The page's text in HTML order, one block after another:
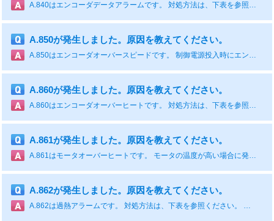
A.840はエンコーダデータアラームです。 対処方法は、下表を参照ください。 原因 確認方法 対処方法 エンコーダが誤動作した - サーボパックの電源を再投入する。それでもアラームとなる場合，サーボモータまたはリニアエンコーダ故障の可能性あり。サーボモータまたはリニアエンコーダを交換する。 リニアエンコーダの読み取りエラー - リニアエンコーダが適正な公差で取り付けられていない。リニアエンコーダを取り付け直す。 リニアエンコーダの速度超過 - モータ速度をリニアエンコーダメーカーが規定する速度未満にして，制御電源を投入する。 ノイズなどでエンコーダが誤動作した - エンコーダ周辺の配線を適正にする（エンコーダケーブルと，サーボモータ主回路ケーブルの分離，接地処理など）。 磁極センサの配線が正しくない 磁極センサの配線を確認する。 磁極センサの配線を手直しする。 磁極センサの故障 - 磁極センサを交換する。
A.850が発生しました。原因を教えてください。
A.850はエンコーダオーバースピードです。 制御電源投入時にエンコーダ側で検出します。 対処方法は、下表を参照ください。 原因 確認方法 対処方法 制御電源投入時にモータが200 min-1以上で回転している（回転形サーボモータの場合） 電源投入時のモータ速度をモータ回転速度で確認する。 モータ回転速度を200 min-1未満にして，制御電源を投入する。 制御電源投入時にモータが規定速度以上で移動している（リニアサーボモータの場合） 電源投入時のモータ速度をモータ移動速度で確認する。 モータ速度をリニアエンコーダメーカーが規定する速度未満にして，制御電源を投入する。 エンコーダの故障 - サーボパックの電源を再投入する。それでもアラームとなる場合，サーボモータまたはリニアエンコーダ故障の可能性あり。サーボモータまたはリニアエンコーダを交換する。 サーボパックの故障 - サーボパックの電源を再投入する。それでもアラームとなる場合，サーボパック故障の可能性あり。サーボパックを交換する。
A.860が発生しました。原因を教えてください。
A.860はエンコーダオーバーヒートです。 対処方法は、下表を参照ください。 原因 確認方法 対処方法 サーボモータの周囲温度が高過ぎる サーボモータの周囲温度を測定する。 サーボモータの周囲温度を40°C以下にする。 サーボモータの負荷が定格以上で運転されている 累積負荷率で負荷を確認する。 サーボモータの負荷を定格以内にして運転する。 エンコーダの故障 - サーボパックの電源を再投入する。それでもアラームとなる場合，サーボモータまたは絶対値リニアエンコーダ故障の可能性あり。サーボモータまたは絶対値リニアエンコーダを交換する。 サーボパックの故障 - サーボパックの電源を再投入する。それでもアラームとなる場合，サーボパック故障の可能性あり。サーボパックを交換する。
A.861が発生しました。原因を教えてください。
A.861はモータオーバーヒートです。 モータの温度が高い場合に発生します。 対処方法は、下表を参照ください。 原因 確認方法 対処方法 サーボモータの周囲温度が高過ぎる サーボモータの周囲温度を測定する。 サーボモータの周囲温度を40°C以下にする。 サーボモータの負荷が定格以上で運転されている SigmaWin+の動作モニタ画面の[累積負荷率]で負荷を確認する。 サーボモータの負荷を定格以内にして運転する。 シリアル変換ユニットの故障 - サーボパックの電源を再投入する。それでもアラームとなる場合，シリアル変換ユニット故障の可能性あり。シリアル変換ユニットを交換する。 サーボパックの故障 - サーボパックの電源を再投入する。それでもアラームとなる場合，サーボパック故障の可能性あり。サーボパックを交換する。
A.862が発生しました。原因を教えてください。
A.862は過熱アラームです。 対処方法は、下表を参照ください。 原因 確認方法 対処方法 周囲温度が高い 周囲温度を温度計で確認する。 リニアサーボモータ，もしくは機械の設置条件を改善し，周囲温度を下げる。 過熱保護入力用の信号線が断線または短絡している SigmaWin+の動作モニタ画面の［過熱保護入力］で入力電圧を確認する。 過熱保護入力用の信号線を修復する。 過負荷アラームを電源オフで何回もリセットし，運転した アラーム表示で過負荷アラームを確認する。 アラームのリセット方法を変更する。 過大な負荷がかかっている状態で運転している 累積負荷率で，運転中の負荷を確認する。 負荷条件，運転条件を再検討する。 サーボパックの故障 - サーボパック故障の可能性あり。サーボパックを交換する。 リニアサーボモータの温度検出回路の故障，もしくは機械に取り付けたセンサの故障 - リニアサーボモータの温度検出回路の故障，もしくは機械に取り付けたセンサの故障の可能性あり。リニアサーボモータの交換，もしくは機械に取り付けたセンサの修理を行う。